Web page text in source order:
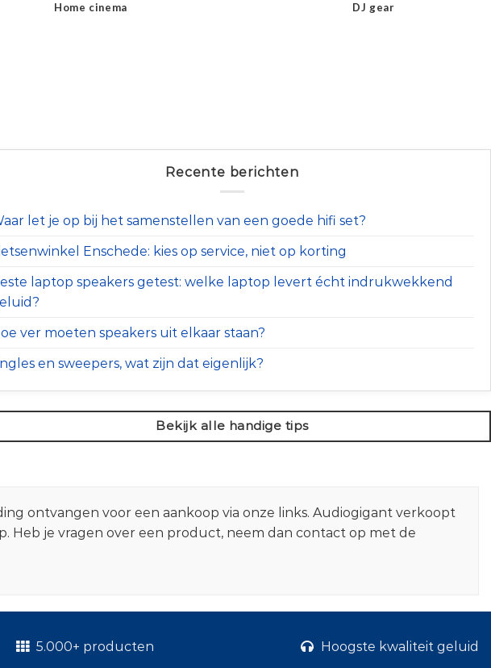
Home cinema DJ gear
Recente berichten
let je op bij het samenstellen van een goede hifi set?
Enschede: kies op service, niet op korting
laptop speakers getest: welke laptop levert écht indrukwekkend
ver moeten speakers uit elkaar staan?
en sweepers, wat zijn dat eigenlijk?
Bekijk alle handige tips
ontvangen voor een aankoop via onze links. Audiogigant verkoopt
je vragen over een product, neem dan contact op met de
5.000+ producten Hoogste kwaliteit geluid